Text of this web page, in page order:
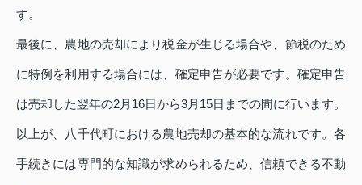
す。
最後に、農地の売却により税金が生じる場合や、節税のため
に特例を利用する場合には、確定申告が必要です。確定申告
は売却した翌年の2月16日から3月15日までの間に行います。
以上が、八千代町における農地売却の基本的な流れです。各
手続きには専門的な知識が求められるため、信頼できる不動